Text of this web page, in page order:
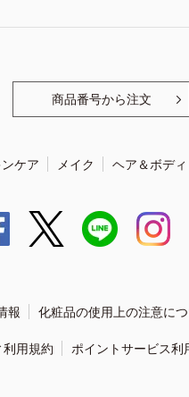
商品番号から注文
ケア メイク ヘア＆ボディ
報 化粧品の使用上の注意に
用規約 ポイントサービス利